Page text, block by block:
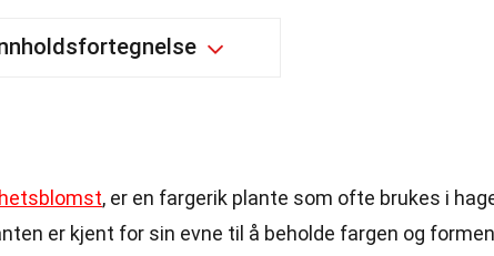
, er en fargerik plante som ofte brukes i
er kjent for sin evne til å beholde fargen og formen